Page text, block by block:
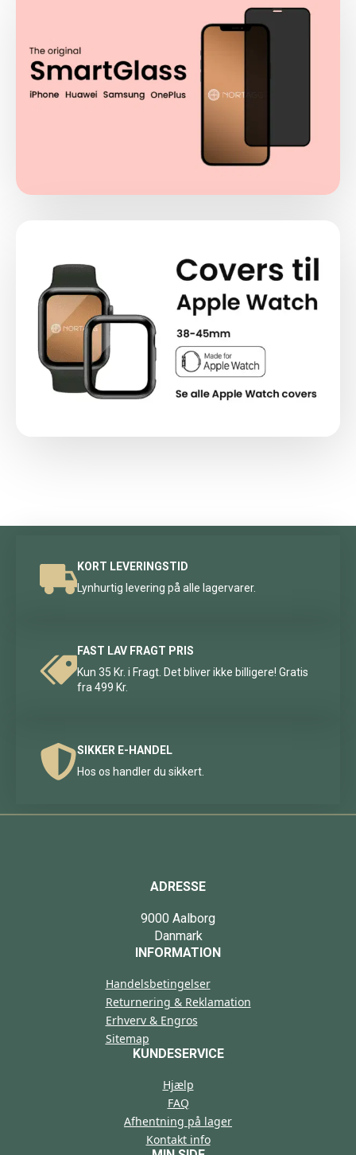
KORT LEVERINGSTID
Lynhurtig levering på alle lagervarer.
FAST LAV FRAGT PRIS
Kun 35 Kr. i Fragt. Det bliver ikke billigere! Gratis
fra 499 Kr.
SIKKER E-HANDEL
Hos os handler du sikkert.
ADRESSE
9000 Aalborg
Danmark
INFORMATION
Handelsbetingelser
Returnering & Reklamation
Erhverv & Engros
Sitemap
KUNDESERVICE
Hjælp
FAQ
Afhentning på lager
Kontakt info